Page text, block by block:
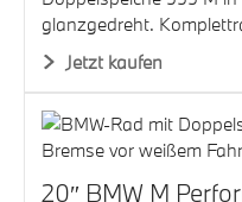
glanzgedreht.
Jetzt kaufen
20″ BMW M